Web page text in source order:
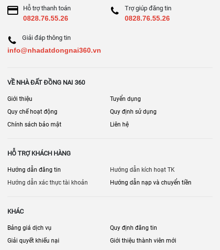
Hỗ trợ thanh toán
0828.76.55.26
Trợ giúp đăng tin
0828.76.55.26
Giải đáp thông tin
info@nhadatdongnai360.vn
VỀ NHÀ ĐẤT ĐỒNG NAI 360
Giới thiệu
Tuyển dụng
Quy chế hoạt động
Quy định sử dụng
Chính sách bảo mật
Liên hệ
HỖ TRỢ KHÁCH HÀNG
Hướng dẫn đăng tin
Hướng dẫn kích hoạt TK
Hướng dẫn xác thực tài khoản
Hướng dẫn nạp và chuyển tiền
KHÁC
Bảng giá dịch vụ
Quy định đăng tin
Giải quyết khiếu nại
Giới thiệu thành viên mới